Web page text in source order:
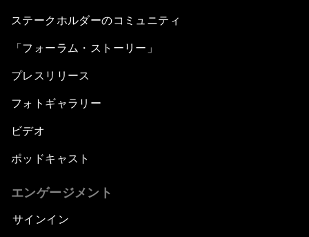
ステークホルダーのコミュニティ
「フォーラム・ストーリー」
プレスリリース
フォトギャラリー
ビデオ
ポッドキャスト
エンゲージメント
サインイン